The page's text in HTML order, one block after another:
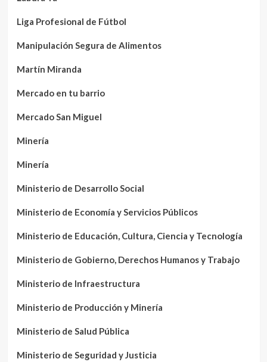
Liga Profesional de Fútbol
Manipulación Segura de Alimentos
Martín Miranda
Mercado en tu barrio
Mercado San Miguel
Minería
Minería
Ministerio de Desarrollo Social
Ministerio de Economía y Servicios Públicos
Ministerio de Educación, Cultura, Ciencia y Tecnología
Ministerio de Gobierno, Derechos Humanos y Trabajo
Ministerio de Infraestructura
Ministerio de Producción y Minería
Ministerio de Salud Pública
Ministerio de Seguridad y Justicia